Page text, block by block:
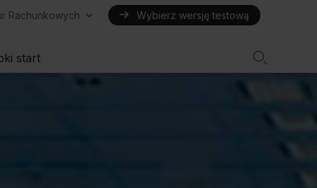
Rachunkowych Wybierz wersję testową
start 